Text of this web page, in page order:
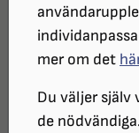
mer om det
Du väljer själv
de
DATUM:
PLATS: